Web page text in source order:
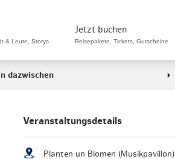
& Bistros A-Z
& Leute, Storys
Jetzt buchen
Reisepakete, Tickets, Gutscheine
Reisepakete
Hamburg CARD
dazwischen
Veranstaltungsdetails
Planten un Blomen (Musikpavillon)